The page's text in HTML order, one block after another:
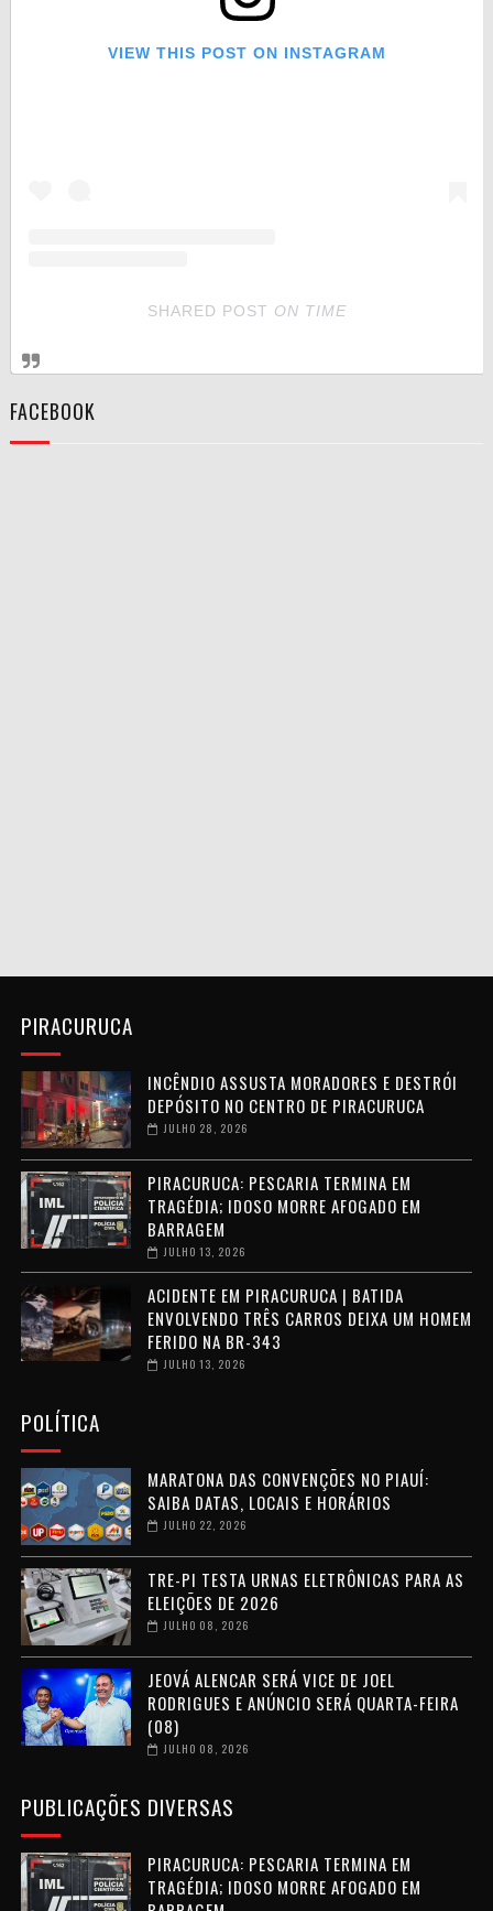
VIEW THIS POST ON INSTAGRAM
SHARED POST ON TIME
FACEBOOK
PIRACURUCA
INCÊNDIO ASSUSTA MORADORES E DESTRÓI
DEPÓSITO NO CENTRO DE PIRACURUCA
JULHO 28, 2026
PIRACURUCA: PESCARIA TERMINA EM
TRAGÉDIA; IDOSO MORRE AFOGADO EM
BARRAGEM
JULHO 13, 2026
ACIDENTE EM PIRACURUCA | BATIDA
ENVOLVENDO TRÊS CARROS DEIXA UM HOMEM
FERIDO NA BR-343
JULHO 13, 2026
POLÍTICA
MARATONA DAS CONVENÇÕES NO PIAUÍ:
SAIBA DATAS, LOCAIS E HORÁRIOS
JULHO 22, 2026
TRE-PI TESTA URNAS ELETRÔNICAS PARA AS
ELEIÇÕES DE 2026
JULHO 08, 2026
JEOVÁ ALENCAR SERÁ VICE DE JOEL
RODRIGUES E ANÚNCIO SERÁ QUARTA-FEIRA
(08)
JULHO 08, 2026
PUBLICAÇÕES DIVERSAS
PIRACURUCA: PESCARIA TERMINA EM
TRAGÉDIA; IDOSO MORRE AFOGADO EM